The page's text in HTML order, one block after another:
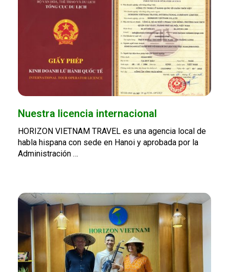
Nuestra licencia internacional
HORIZON VIETNAM TRAVEL es una agencia local de
habla hispana con sede en Hanoi y aprobada por la
Administración …